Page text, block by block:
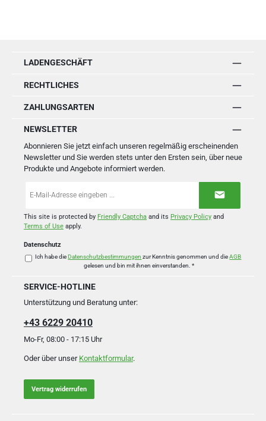
LADENGESCHÄFT
RECHTLICHES
ZAHLUNGSARTEN
NEWSLETTER
Abonnieren Sie jetzt einfach unseren regelmäßig erscheinenden
Newsletter und Sie werden stets unter den Ersten sein, über neue
Produkte und Angebote informiert werden.
Mail-
*
This site is protected by Friendly Captcha and its Privacy Policy and
Terms of Use apply.
Datenschutz
Ich habe dieDatenschutzbestimmungen zur Kenntnis genommen und dieAGB
gelesen und bin mit ihnen einverstanden. *
SERVICE-HOTLINE
Unterstützung und Beratung unter:
+43 6229 20410
Mo-Fr, 08:00 - 17:15 Uhr
Oder über unser Kontaktformular.
Vertrag widerrufen